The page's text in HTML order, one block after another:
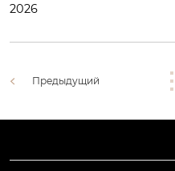
2026
Предыдущий